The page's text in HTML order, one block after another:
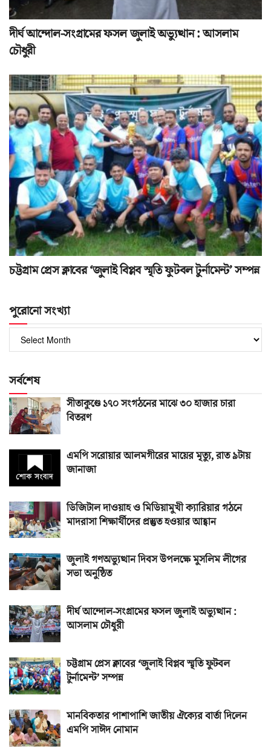
দীর্ঘ আন্দোল-সংগ্রামের ফসল জুলাই অভ্যুত্থান : আসলাম
চৌধুরী
চট্টগ্রাম প্রেস ক্লাবের ‘জুলাই বিপ্লব স্মৃতি ফুটবল টুর্নামেন্ট’ সম্পন্ন
পুরোনো সংখ্যা
পুরোনো
সংখ্যা
সর্বশেষ
সীতাকুণ্ডে ১৭০ সংগঠনের মাঝে ৩০ হাজার চারা
বিতরণ
এমপি সরোয়ার আলমগীরের মায়ের মৃত্যু, রাত ৯টায়
জানাজা
ডিজিটাল দাওয়াহ ও মিডিয়ামুখী ক্যারিয়ার গঠনে
মাদরাসা শিক্ষার্থীদের প্রস্তুত হওয়ার আহ্বান
জুলাই গণঅভ্যুত্থান দিবস উপলক্ষে মুসলিম লীগের
সভা অনুষ্ঠিত
দীর্ঘ আন্দোল-সংগ্রামের ফসল জুলাই অভ্যুত্থান :
আসলাম চৌধুরী
চট্টগ্রাম প্রেস ক্লাবের ‘জুলাই বিপ্লব স্মৃতি ফুটবল
টুর্নামেন্ট’ সম্পন্ন
মানবিকতার পাশাপাশি জাতীয় ঐক্যের বার্তা দিলেন
এমপি সাঈদ নোমান